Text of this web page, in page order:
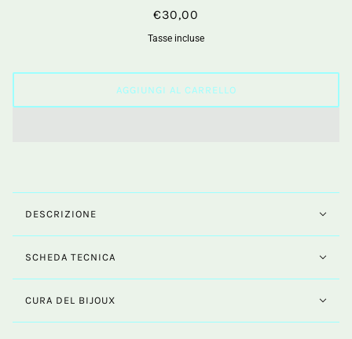
€30,00
Tasse incluse
AGGIUNGI AL CARRELLO
DESCRIZIONE
SCHEDA TECNICA
CURA DEL BIJOUX